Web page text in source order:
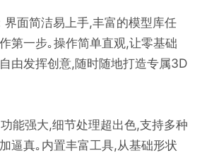
界面简洁易上手,丰富的模型库任
第一步｡操作简单直观,让零基础
由发挥创意,随时随地打造专属3D
能强大,细节处理超出色,支持多种
逼真｡内置丰富工具,从基础形状